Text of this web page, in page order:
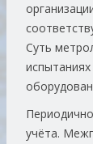
Суть
учёта.